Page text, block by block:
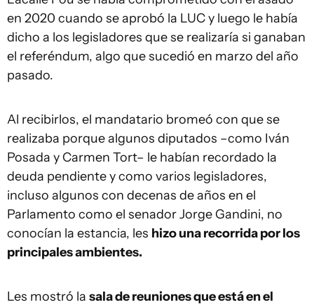
en 2020 cuando se aprobó la LUC y luego le había
dicho a los legisladores que se realizaría si ganaban
el referéndum, algo que sucedió en marzo del año
pasado.
Al recibirlos, el mandatario bromeó con que se
realizaba porque algunos diputados –como Iván
Posada y Carmen Tort– le habían recordado la
deuda pendiente y como varios legisladores,
incluso algunos con decenas de años en el
Parlamento como el senador Jorge Gandini, no
conocían la estancia, les hizo una recorrida por los
principales ambientes.
Les mostró la sala de reuniones que está en el